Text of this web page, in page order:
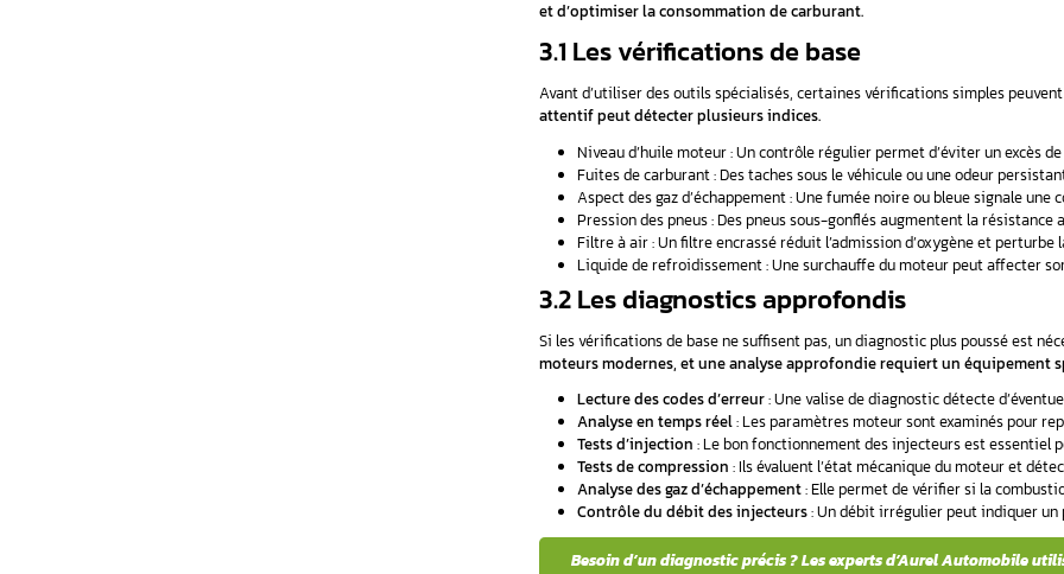
L’environnement et les conditions
Température extérieure: Par temps
augmente la consommation.
Type de trajet: Les parcours urbains
d’accélération.
Qualité du carburant: Un gazole de
Charge du véhicule: Plus un véhicule
2.4 Les habitudes de
Le style de conduite a un impact direct sur la
réduire les dépenses en carburant.
Vitesse excessive: Rouler trop vite
Accélérations brusques: Solliciter
Maintien d’une vitesse constante:
Anticipation des trajets: Adapter sa
Besoin d’un diagnostic